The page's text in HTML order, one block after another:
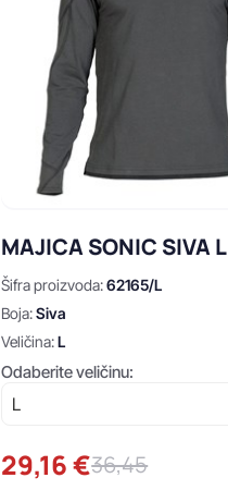
MAJICA SONIC SIVA L
Šifra proizvoda:62165/L
Boja:Siva
Veličina:L
Odaberite veličinu:
29,16 €36,45